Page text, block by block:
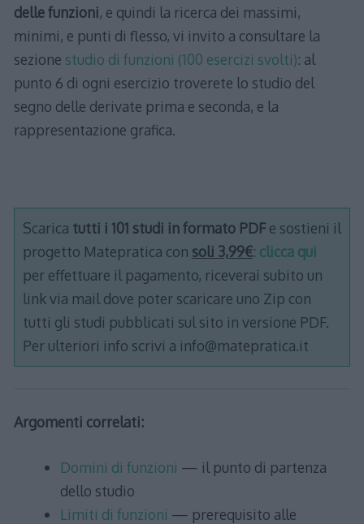
delle funzioni, e quindi la ricerca dei massimi,
minimi, e punti di flesso, vi invito a consultare la
sezione studio di funzioni (100 esercizi svolti): al
punto 6 di ogni esercizio troverete lo studio del
segno delle derivate prima e seconda, e la
rappresentazione grafica.
Scarica tutti i 101 studi in formato PDFe sostieni il
progetto Matepratica con soli 3,99€: clicca qui
per effettuare il pagamento, riceverai subito un
link via mail dove poter scaricare uno Zip con
tutti gli studi pubblicati sul sito in versione PDF.
Per ulteriori info scrivi a info@matepratica.it
Argomenti correlati:
Domini di funzioni — il punto di partenza
dello studio
Limiti di funzioni — prerequisito alle